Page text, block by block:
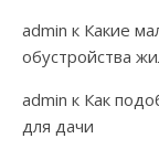
admin к Какие
обустройства
admin к Как
для дачи